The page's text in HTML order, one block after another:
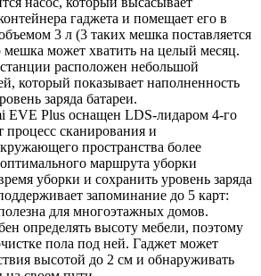
гаджета и помещает его в
3 л (3 таких мешка поставляется
может хватить на целый месяц.
расположен небольшой
который показывает наполненность
заряда батареи.
EVE Plus оснащен LDS-лидаром 4-го
процесс сканирования и
пространства более
маршрута уборки
уборки и сохранить уровень заряда
запоминание до 5 карт:
для многоэтажных домов.
определять высоту мебели, поэтому
пола под ней. Гаджет может
высотой до 2 см и обнаруживать